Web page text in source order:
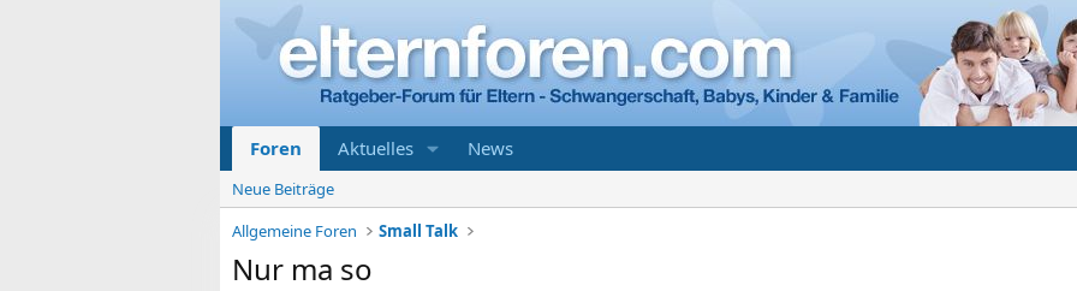
Foren Aktuelles News
Neue Beiträge
Allgemeine Foren
Small Talk
Nur ma so